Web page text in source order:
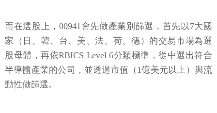
而在選股上，00941會先做產業別篩選，首先以7大國
家（日、韓、台、美、法、荷、德）的交易市場為選
股母體，再依RBICS Level 6分類標準，從中選出符合
半導體產業的公司，並透過市值（1億美元以上）與流
動性做篩選。